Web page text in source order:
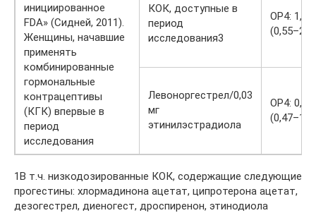
инициированное
FDA» (Сидней, 2011).
Женщины, начавшие
применять
комбинированные
гормональные
контрацептивы
(КГК) впервые в
период
исследования
КОК, доступные в
период
исследования3
ОР4: 1,09
Левоноргестрел/0,03
мг
этинилэстрадиола
ОР4: 0,96
1В т.ч. низкодозированные КОК, содержащие следующие
прогестины: хлормадинона ацетат, ципротерона ацетат,
дезогестрел, диеногест, дроспиренон, этинодиола